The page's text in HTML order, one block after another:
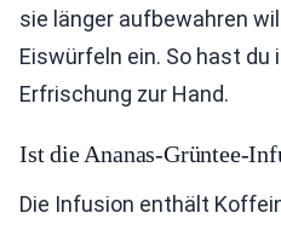
sie länger aufbewahren
Eiswürfeln ein. So hast du
Erfrischung zur Hand.
Ist die Ananas-Grüntee-
Die Infusion enthält